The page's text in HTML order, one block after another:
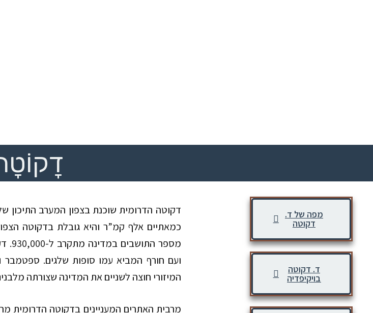
דקוטה הדרומית שוכנת בצפון המערב התיכון
כמאתיים אלף קמ”ר והיא גובלת בדקוטה
מספר התושבים במדינה מתקרב ל-930,000.
ועם חורף המביא עמו סופות שלגים. ספטמבר
המיזורי חוצה לשניים את המדינה שצורתה
מרבית האתרים המעניינים בדקוטה הדרומית
מפה של ד.
דקוטה
ד. דקוטה
בויקיפדיה